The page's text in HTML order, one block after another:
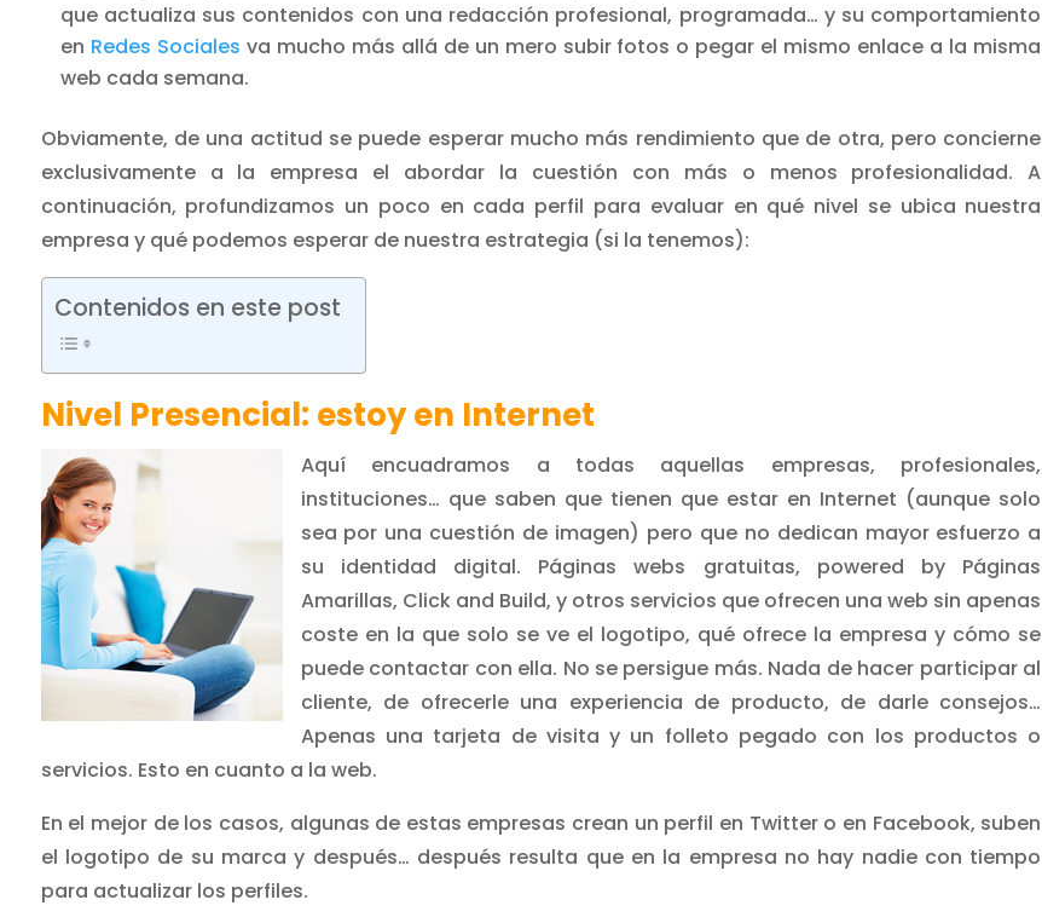
que actualiza sus contenidos con una redacción profesional, programada… y su comportamiento
en Redes Sociales va mucho más allá de un mero subir fotos o pegar el mismo enlace a la misma
web cada semana.
Obviamente, de una actitud se puede esperar mucho más rendimiento que de otra, pero concierne
exclusivamente a la empresa el abordar la cuestión con más o menos profesionalidad. A
continuación, profundizamos un poco en cada perfil para evaluar en qué nivel se ubica nuestra
empresa y qué podemos esperar de nuestra estrategia (si la tenemos):
Contenidos en este post
Nivel Presencial: estoy en Internet
Aquí encuadramos a todas aquellas empresas, profesionales,
instituciones… que saben que tienen que estar en Internet (aunque solo
sea por una cuestión de imagen) pero que no dedican mayor esfuerzo a
su identidad digital. Páginas webs gratuitas, powered by Páginas
Amarillas, Click and Build, y otros servicios que ofrecen una web sin apenas
coste en la que solo se ve el logotipo, qué ofrece la empresa y cómo se
puede contactar con ella. No se persigue más. Nada de hacer participar al
cliente, de ofrecerle una experiencia de producto, de darle consejos…
Apenas una tarjeta de visita y un folleto pegado con los productos o
servicios. Esto en cuanto a la web.
En el mejor de los casos, algunas de estas empresas crean un perfil en Twitter o en Facebook, suben
el logotipo de su marca y después… después resulta que en la empresa no hay nadie con tiempo
para actualizar los perfiles.